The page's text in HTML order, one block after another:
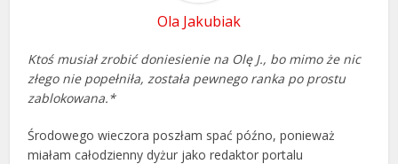
Ola Jakubiak
Ktoś musiał zrobić doniesienie na Olę J., bo mimo że nic
złego nie popełniła, została pewnego ranka po prostu
zablokowana.*
Środowego wieczora poszłam spać późno, ponieważ
miałam całodzienny dyżur jako redaktor portalu